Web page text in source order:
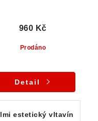
Prodáno
960 Kč
Detail
estetický vltavín